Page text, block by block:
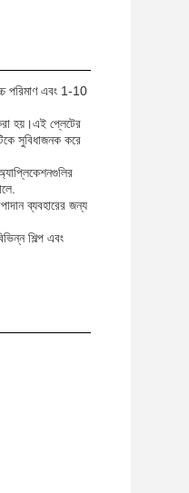
পরিমাণ এবং 1-10
হয়।এই প্লেটের
সুবিধাজনক করে
ব্যবহারের জন্য
শিল্প এবং